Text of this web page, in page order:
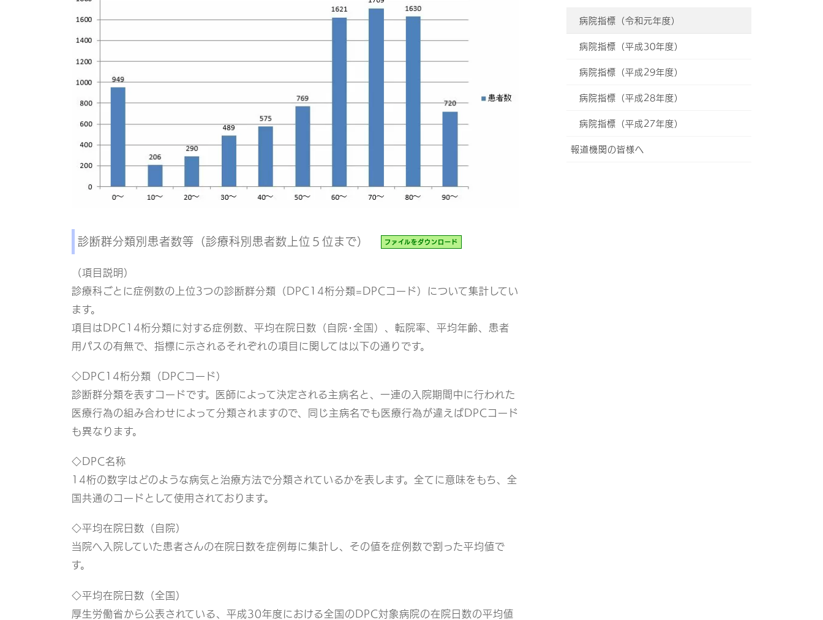
診断群分類別患者数等（診療科別患者数上位５位まで） ファイルをダウンロード
（項目説明）
診療科ごとに症例数の上位3つの診断群分類（DPC14桁分類=DPCコード）について集計してい
ます。
項目はDPC14桁分類に対する症例数、平均在院日数（自院･全国）、転院率、平均年齢、患者
用パスの有無で、指標に示されるそれぞれの項目に関しては以下の通りです。
◇DPC14桁分類（DPCコード）
診断群分類を表すコードです。医師によって決定される主病名と、一連の入院期間中に行われた
医療行為の組み合わせによって分類されますので、同じ主病名でも医療行為が違えばDPCコード
も異なります。
◇DPC名称
14桁の数字はどのような病気と治療方法で分類されているかを表します。全てに意味をもち、全
国共通のコードとして使用されております。
◇平均在院日数（自院）
当院へ入院していた患者さんの在院日数を症例毎に集計し、その値を症例数で割った平均値で
す。
◇平均在院日数（全国）
厚生労働省から公表されている、平成30年度における全国のDPC対象病院の在院日数の平均値
病院指標（令和元年度）
病院指標（平成30年度）
病院指標（平成29年度）
病院指標（平成28年度）
病院指標（平成27年度）
報道機関の皆様へ